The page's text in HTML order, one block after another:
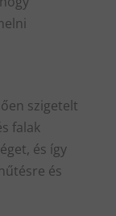
szigetelt
falak
és így
és